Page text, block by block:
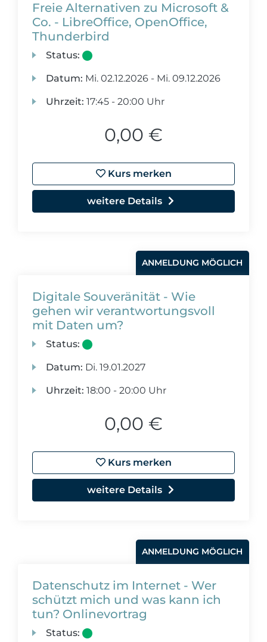
Freie Alternativen zu Microsoft &
Co. - LibreOffice, OpenOffice,
Thunderbird
Status:
Datum: Mi. 02.12.2026 - Mi. 09.12.2026
Uhrzeit: 17:45 - 20:00 Uhr
0,00 €
Kurs merken
weitere Details
ANMELDUNG MÖGLICH
Digitale Souveränität - Wie
gehen wir verantwortungsvoll
mit Daten um?
Status:
Datum: Di. 19.01.2027
Uhrzeit: 18:00 - 20:00 Uhr
0,00 €
Kurs merken
weitere Details
ANMELDUNG MÖGLICH
Datenschutz im Internet - Wer
schützt mich und was kann ich
tun? Onlinevortrag
Status: